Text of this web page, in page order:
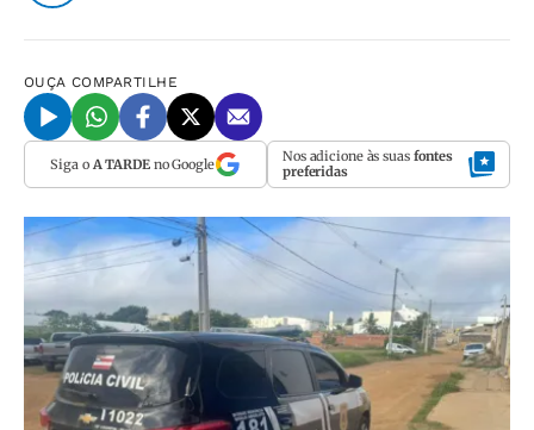
OUÇA COMPARTILHE
Siga o A TARDEno Google Nos adicione às suas fontes
preferidas